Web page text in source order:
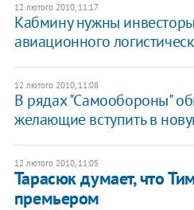
12 лютого 2010, 11:17
Кабмину нужны
авиационного
12 лютого 2010, 11:08
В рядах "Самообороны"
желающие вступить в
12 лютого 2010, 11:05
Тарасюк думает, что
премьером